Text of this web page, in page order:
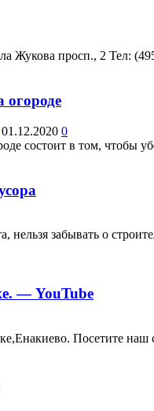
Жукова просп., 2 Teл:
огороде
01.12.2020 0
состоит в том, чтобы
нельзя забывать о
— YouTube
Посетите наш